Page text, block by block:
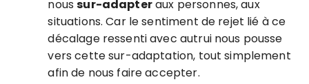
noussur-adapteraux personnes, aux
situations. Car le sentiment de rejet lié à ce
décalage ressenti avec autrui nous pousse
vers cette sur-adaptation, tout simplement
afin de nous faire accepter.